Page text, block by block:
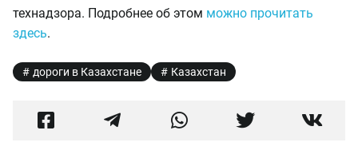
технадзора. Подробнее об этом можно прочитать
здесь.
дороги в Казахстане Казахстан